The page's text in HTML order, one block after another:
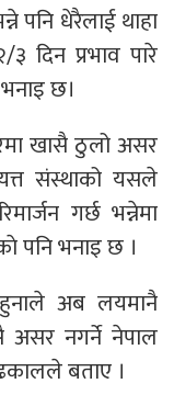
पनि धेरैलाई थाहा
दिन प्रभाव पारे
छ।
खासै ठुलो असर
संस्थाको यसले
गर्छ भन्नेमा
पनि भनाइ छ ।
अब लयमानै
नगर्ने नेपाल
बताए ।